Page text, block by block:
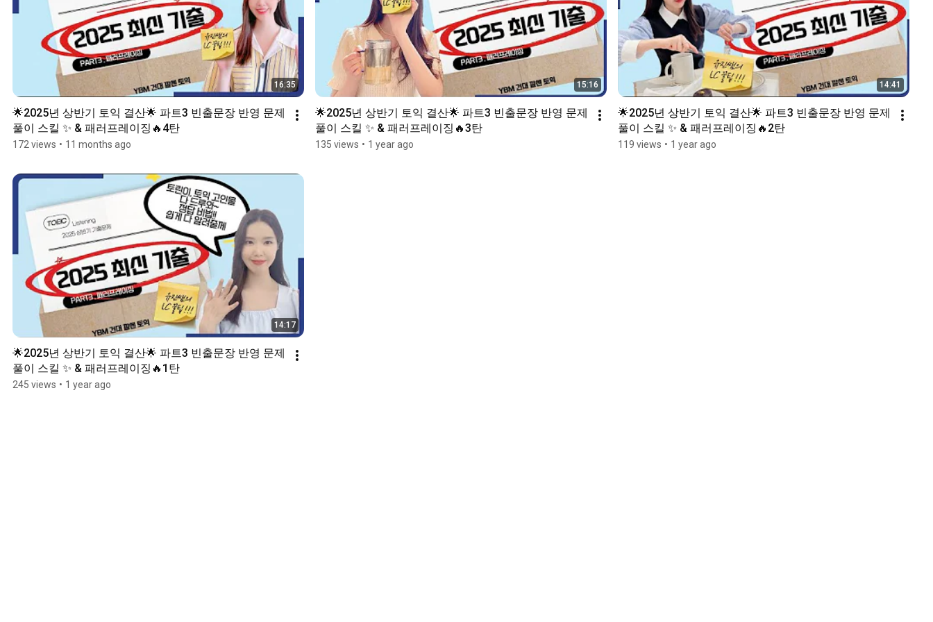
16:35
🌟2025년 상반기 토익 결산🌟 파트3 빈출문장 반영 문제
풀이 스킬 ✨ & 패러프레이징🔥4탄
172 views • 11 months ago
15:16
🌟2025년 상반기 토익 결산🌟 파트3 빈출문장 반영 문제
풀이 스킬 ✨ & 패러프레이징🔥3탄
135 views • 1 year ago
14:41
🌟2025년 상반기 토익 결산🌟 파트3 빈출문장 반영 문제
풀이 스킬 ✨ & 패러프레이징🔥2탄
119 views • 1 year ago
14:17
🌟2025년 상반기 토익 결산🌟 파트3 빈출문장 반영 문제
풀이 스킬 ✨ & 패러프레이징🔥1탄
245 views • 1 year ago